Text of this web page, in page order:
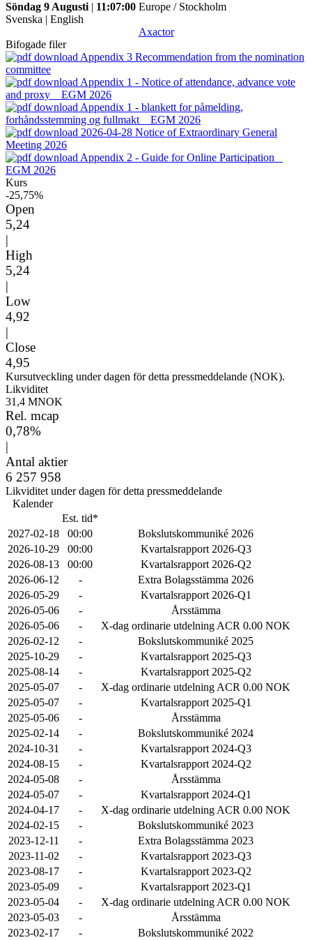
Söndag 9 Augusti | 11:07:00 Europe / Stockholm
Svenska | English
Axactor
Bifogade filer
Appendix 3 Recommendation from the nomination
committee
Appendix 1 - Notice of attendance, advance vote
and proxy _ EGM 2026
Appendix 1 - blankett for påmelding,
forhåndsstemming og fullmakt _ EGM 2026
2026-04-28 Notice of Extraordinary General
Meeting 2026
Appendix 2 - Guide for Online Participation _
EGM 2026
Kurs
-25,75%
Open
5,24
|
High
5,24
|
Low
4,92
|
Close
4,95
Kursutveckling under dagen för detta pressmeddelande (NOK).
Likviditet
31,4 MNOK
Rel. mcap
0,78%
|
Antal aktier
6 257 958
Likviditet under dagen för detta pressmeddelande
Kalender
Est. tid*
2027-02-18
00:00
Bokslutskommuniké 2026
2026-10-29
00:00
Kvartalsrapport 2026-Q3
2026-08-13
00:00
Kvartalsrapport 2026-Q2
2026-06-12
-
Extra Bolagsstämma 2026
2026-05-29
-
Kvartalsrapport 2026-Q1
2026-05-06
-
Årsstämma
2026-05-06
-
X-dag ordinarie utdelning ACR 0.00 NOK
2026-02-12
-
Bokslutskommuniké 2025
2025-10-29
-
Kvartalsrapport 2025-Q3
2025-08-14
-
Kvartalsrapport 2025-Q2
2025-05-07
-
X-dag ordinarie utdelning ACR 0.00 NOK
2025-05-07
-
Kvartalsrapport 2025-Q1
2025-05-06
-
Årsstämma
2025-02-14
-
Bokslutskommuniké 2024
2024-10-31
-
Kvartalsrapport 2024-Q3
2024-08-15
-
Kvartalsrapport 2024-Q2
2024-05-08
-
Årsstämma
2024-05-07
-
Kvartalsrapport 2024-Q1
2024-04-17
-
X-dag ordinarie utdelning ACR 0.00 NOK
2024-02-15
-
Bokslutskommuniké 2023
2023-12-11
-
Extra Bolagsstämma 2023
2023-11-02
-
Kvartalsrapport 2023-Q3
2023-08-17
-
Kvartalsrapport 2023-Q2
2023-05-09
-
Kvartalsrapport 2023-Q1
2023-05-04
-
X-dag ordinarie utdelning ACR 0.00 NOK
2023-05-03
-
Årsstämma
2023-02-17
- Bokslutskommuniké 2022